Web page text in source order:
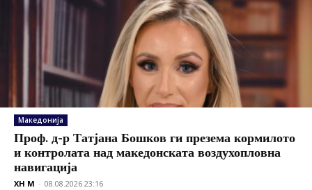
Македонија
Проф. д-р Татјана Бошков ги презема кормилото
и контролата над македонската воздухопловна
навигација
XH M - 08.08.2026 23:16